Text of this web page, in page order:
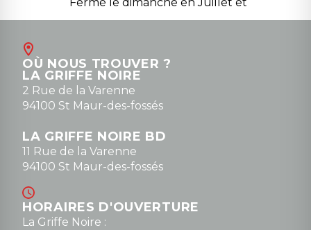
Août
contact@la-griffe-noire.com
0148836747
OÙ NOUS TROUVER ?
LA GRIFFE NOIRE
2 Rue de la Varenne
94100 St Maur-des-fossés
LA GRIFFE NOIRE BD
11 Rue de la Varenne
94100 St Maur-des-fossés
HORAIRES D'OUVERTURE
La Griffe Noire :